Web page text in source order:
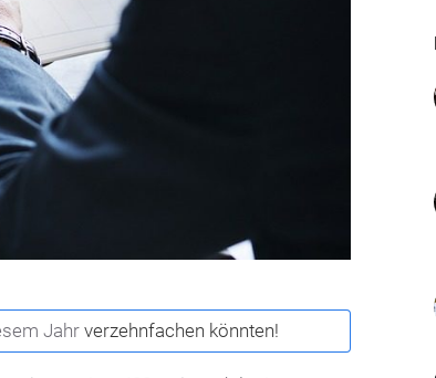
Jahr verzehnfachen könnten!